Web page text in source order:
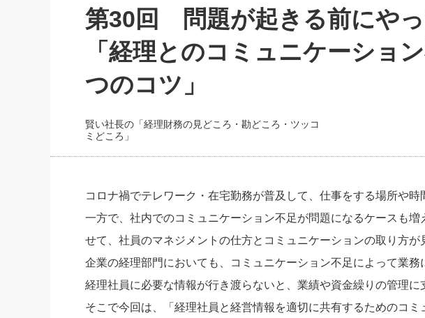
相談15：銀行がやたらと固定金
利を勧めてきます！やはり固定
がよいのでしょうか！
2026.08.7
う間にグローバル成長企業に」
FOOD & LIFE COMPANIES
強い会社を築く ビジネス・クリニック(240)
日本レーザー「人を大切にしながら利益を上げる経営」の極意
(3)
武器としてのM&A入門(3)
社長のための“儲かる通販”戦略視点(151)
野田久美子 香港ビジネス成功法(10)
ロングセラーの玉手箱(9)
大復活＆快進撃！ユニバーサルスタジオジャパンの成功要因
は(5)
最高の自分を表現する 成功イメージ戦略(77)
中国経済の最新動向(204)
事業承継の前に、決めておきたい、知っ
きたいコト(12)
会社と社長のための資産管理講座(95)
ピョートル・F・グジバチの『
指導者たる者かくあるべし(635)
朝礼・会議での「社長の３分間
社長の右腕をつくる 人と組織を
北村森の「今月のヒ
次の売れ筋をつか
社長のメシの種
会社を
強い決
損益分
賢い
銀行交
第30回 問題が起きる前にや
「経理とのコミュニケーショ
つのコツ」
賢い社長の「経理財務の見どころ・勘どころ・ツッコ
ミどころ」
コロナ禍でテレワーク・在宅勤務が普及して、仕事をする場所や
一方で、社内でのコミュニケーション不足が問題になるケースも
せて、社員のマネジメントの仕方とコミュニケーションの取り方が
企業の経理部門においても、コミュニケーション不足によって業務
経理社員に必要な情報が行き渡らないと、業績や資金繰りの管理に
そこで今回は、「経理社員と経営情報を適切に共有するためのコ